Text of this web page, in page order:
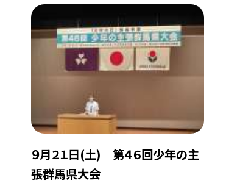
９月２１日(土) 第４６回少年の主
張群馬県大会